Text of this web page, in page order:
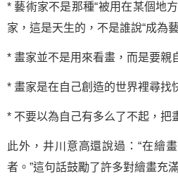
* 藝術家不是那種“被用在某個地
家，這是天生的，不是誰說“成為
* 畫家並不是用來看畫，而是要親
* 畫家是在自己創造的世界裡尋找
* 不要以為自己有多么了不起，把
此外，井川意高還說過：“在繪
者。”這句話鼓勵了許多對繪畫充